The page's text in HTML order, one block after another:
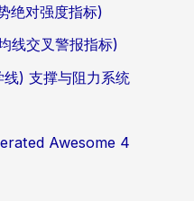
对强度指标)
线交叉警报指标)
) 支撑与阻力系统
Awesome 4